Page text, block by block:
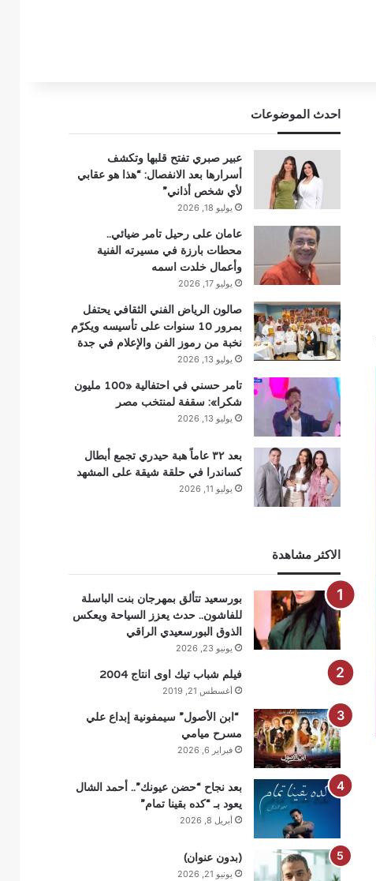
احدث الموضوعات
عبير صبري تفتح قلبها وتكشف
أسرارها بعد الانفصال: “هذا هو عقابي
لأي شخص أذاني”
يوليو 18, 2026
عامان على رحيل تامر ضيائي..
محطات بارزة في مسيرته الفنية
وأعمال خلدت اسمه
يوليو 17, 2026
صالون الرياض الفني الثقافي يحتفل
بمرور 10 سنوات على تأسيسه ويكرّم
نخبة من رموز الفن والإعلام في جدة
يوليو 13, 2026
تامر حسني في احتفالية «100 مليون
شكرا»: سقفة لمنتخب مصر
يوليو 13, 2026
بعد ٣٢ عاماً هبة حيدري تجمع أبطال
كساندرا في حلقة شيقة على المشهد
يوليو 11, 2026
الاكثر مشاهدة
بورسعيد تتألق بمهرجان بنت الباسلة
للفاشون.. حدث يعزز السياحة ويعكس
الذوق البورسعيدي الراقي
يونيو 23, 2026
فيلم شباب تيك اوى انتاج 2004
أغسطس 21, 2019
“ابن الأصول” سيمفونية إبداع علي
مسرح ميامي
فبراير 6, 2026
بعد نجاح “حضن عيونك”.. أحمد الشال
يعود بـ “كده بقينا تمام”
أبريل 8, 2026
(بدون عنوان)
يونيو 21, 2026